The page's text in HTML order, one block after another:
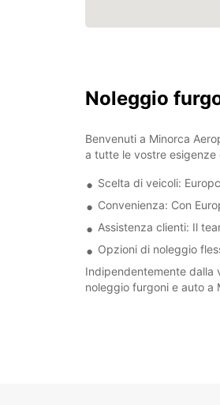
Noleggio
Benvenuti a Minorca
a tutte le vostre
Scelta di veicoli:
Convenienza: Con
Assistenza clienti: Il
Opzioni di noleggio
Indipendentemente dalla
noleggio furgoni e auto a